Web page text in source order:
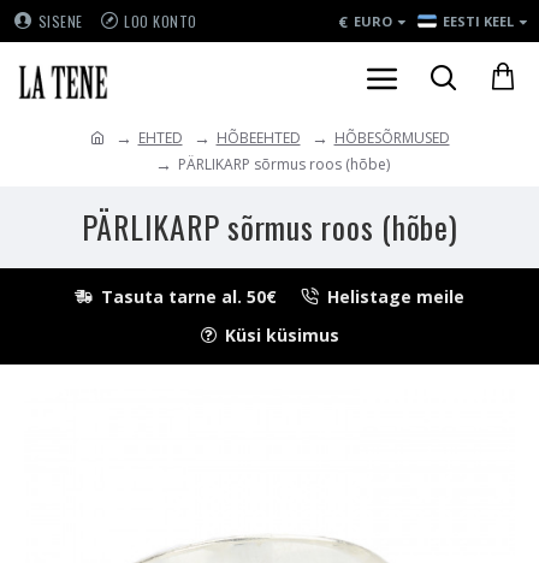
SISENE LOO KONTO € EURO EESTI KEEL
EHTED HÕBEEHTED
HÕBESÕRMUSED
PÄRLIKARP sõrmus roos (hõbe)
PÄRLIKARP sõrmus roos (hõbe)
Tasuta tarne al. 50€
Helistage meile
Küsi küsimus